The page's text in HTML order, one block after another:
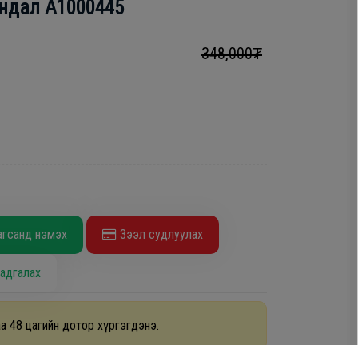
A1000445
348,000₮
нэмэх Зээл судлуулах
48 цагийн дотор хүргэгдэнэ.